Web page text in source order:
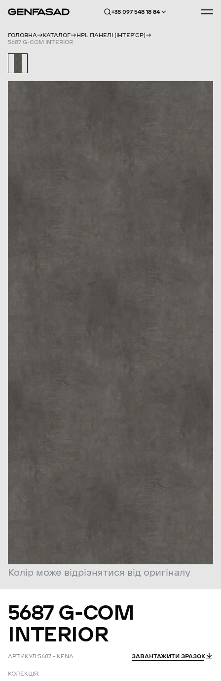
+38 097 548 18 84
ГОЛОВНА КАТАЛОГ
HPL ПАНЕЛІ (ІНТЕРʼЄР)
5687 G-COM INTERIOR
Колір може відрізнятися від оригіналу
5687 G-COM
INTERIOR
АРТИКУЛ:5687 – KENA ЗАВАНТАЖИТИ ЗРАЗОК
КОЛЕКЦІЯ: